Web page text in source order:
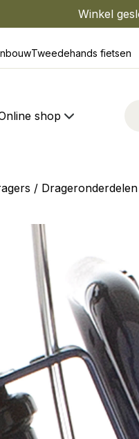
Winkel
Tweedehands fietsen
shop
/ Drageronderdelen